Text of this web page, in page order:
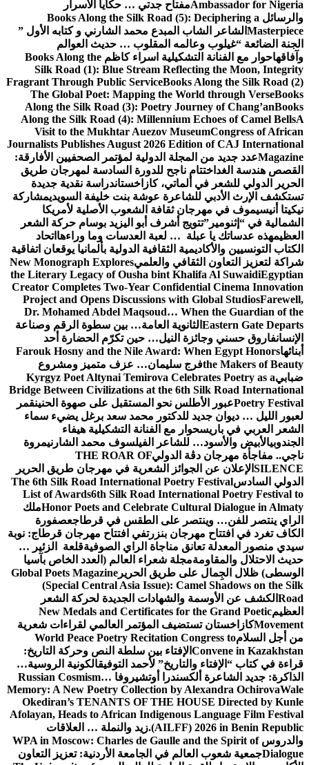
Ambassador for Nigeriaمفتاح جدتي … حكايا الأسرار
والرسائل Books Along the Silk Road (5): Deciphering a
Masterpiece الشاعر الشاب المبدع محمد الشارني و كتابه الأول ”
الجنة الضائعة “غيلوب وعالمه المقلوب … حديث العوالم
وآفاقهاحوار مع الفنانة التشكيلية اسراء كاظم Books Along the
Silk Road (1): Blue Stream Reflecting the Moon, Integrity
Fragrant Through Public ServiceBooks Along the Silk Road (2)
The Global Poet: Mapping the World through VerseBooks
Along the Silk Road (3): Poetry Journey of Chang’anBooks
Along the Silk Road (4): Millennium Echoes of Camel BellsA
Visit to the Mukhtar Auezov MuseumCongress of African
Journalists Publishes August 2026 Edition of CAJ International
Magazineعدد جديد من المجلة الدولية لمؤتمر الصحفيين الأفارقة:
القصص هندسة الغد اختتام ناجح للدورة السادسة لمهرجان طريق
الحرير الدولي للشعر في ألماتي، كازاخستاندراسة نقدية جديدة
تستكشف الإرث الأدبي للشاعرة عوشة بنت خليفة السويديمشاركة
نيكيتا أنيسيموف في مهرجان ثقافة الشعوب الأصلية لأمريكا
الشمالية في “إثنومير”تتويج أشرف أبو اليزيد بوسام حركة الشعر
العظيمهذه عدساتك يا عبلة … لعبة العدسات وما وراءها اتحاد
الكتاب التونسيين والأكاديمية الثقافية الدولية بألمانيا يوقعان اتفاقية
شراكة لتعزيز التعاون الثقافي والعلميNew Monograph Explores
the Literary Legacy of Ousha bint Khalifa Al SuwaidiEgyptian
Creator Completes Two-Year Confidential Cinema Innovation
Project and Opens Discussions with Global StudiosFarewell,
Dr. Mohamed Abdel Maqsoud… When the Guardian of the
Eastern Gate Departs الثانوية العامة… بين سطوة الرقم وصناعة
الإنسانفاروق حسني وجائزة النيل… حين تكرّم الحضارة أحد
أبنائهاFarouk Hosny and the Nile Award: When Egypt Honors
the Makers of Beautyفرج سليمان… عزف متميز ومشروع
ضبابيKyrgyz Poet Altynai Temirova Celebrates Poetry as a
Bridge Between Civilizations at the 6th Silk Road International
Poetry Festivalعبور الأطلس نحو المستقبل على صهوة الحنينقمر
لعبور الليل … ديوان جديد للدكتور محمد سعد برغل يضيء سماء
الشعر العربي في باريسحوار مع الفنانة التشكيلية هيفاء
الجندوبيالأبيض والأسود… للشاعر الفيلسوف محمد الشارنيمروة
ناجي.. مفاجأة مهرجان دڨة الدوليTHE ROAR OF
SILENCE الإعلان عن الجوائز الشعرية في مهرجان طريق الحرير
الدولي السادسThe 6th Silk Road International Poetry Festival
List of Awards6th Silk Road International Poetry Festival to
Honor Poets and Celebrate Cultural Dialogue in Almatyملك
الراي ينتصر للفن… وينتصر على الطقس في قرطاجعصفورة
الكاف تغرد في افتتاح مهرجان بنزرتفي افتتاح مهرجان قرطاج: نوبة
سيدي منصور المعدلة تعانق مناجاة الراي الصوفيةقلعة الزئير …
حديث الاحتلال والمقاومةمجلة شعراء العالم (العدد الخاص بآسيا
الوسطى) ظلال الجِمال على طريق الحرير Global Poets Magazine
(Special Central Asia Issue): Camel Shadows on the Silk
Road الكشف عن الأوسمة والشهادات الجديدة لحركة الشعر
العظيمNew Medals and Certificates for the Grand Poetic
Movementكازاخستان تستضيف المؤتمر العالمي لقراءات شعرية
من أجل السلامWorld Peace Poetry Recitation Congress to
Convene in Kazakhstan الإفتاء بين سلطة النص وحركة التاريخ:
قراءة في كتاب “الإفتاء والتاريخ” لأحمد التوفيقالكونية الروسية…
الذاكرة: جديد الشاعرة ألكسندرا أوتشيروفا Russian Cosmism…
Memory: A New Poetry Collection by Alexandra OchirovaWale
Okediran’s TENANTS OF THE HOUSE Directed by Kunle
Afolayan, Heads to African Indigenous Language Film Festival
(AILFF) 2026 in Benin Republic. زيد والنملة … العلاقات
والدروسWPA in Moscow: Charles de Gaulle and the Spirit of
Dialogueجمعية شعوب العالم في الجامعة الأردنية: تعزيز التعاون